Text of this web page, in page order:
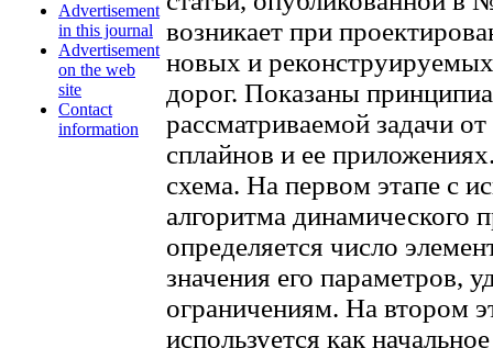
Advertisement
in this journal
Advertisement
on the web
site
Contact
information
возникает при
новых и
дорог. Показаны
рассматриваемой задачи
сплайнов и ее
схема. На первом этапе с
алгоритма динамического
определяется число
значения его параметров,
ограничениям. На втором
используется как